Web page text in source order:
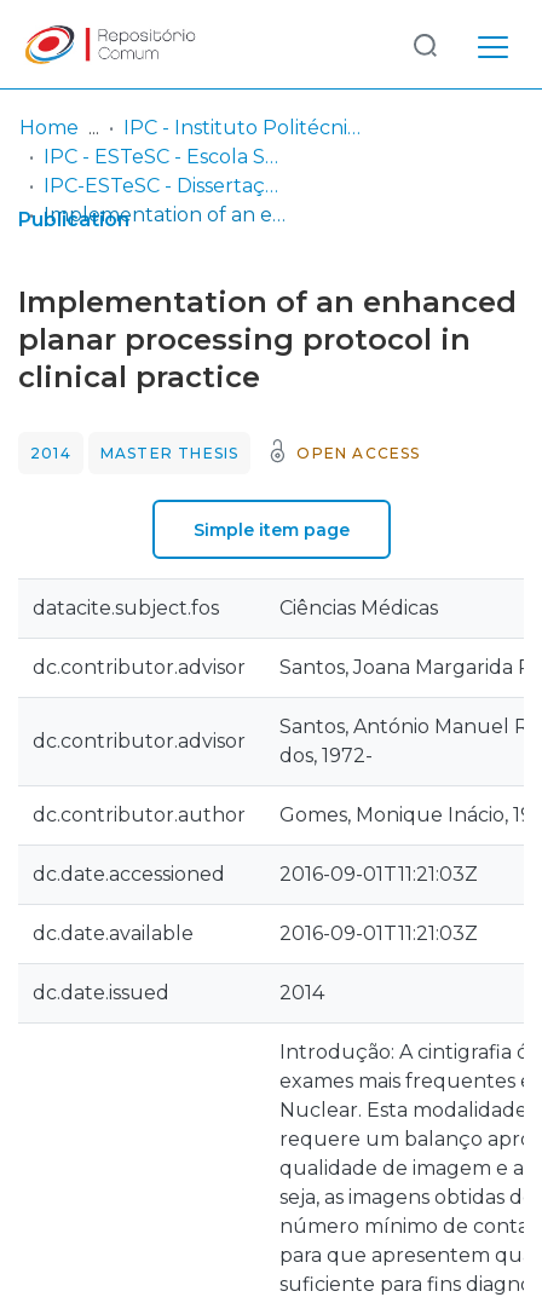
Communities
& Collections
Entities
Statistics
Log
In
(current)
Home
IPC - Instituto Politécnico de Coimbra
IPC - ESTeSC - Escola Superior de Tecnologia da Saúde de Coimbra
IPC-ESTeSC - Dissertações de mestrado
Implementation of an enhanced planar processing protocol in clinical practice
Publication
Implementation of an enhanced
planar processing protocol in
clinical practice
2014 MASTER THESIS OPEN ACCESS
Simple item page
datacite.subject.fos Ciências Médicas
dc.contributor.advisor Santos, Joana Margarida
dc.contributor.advisor
Santos, António Manuel
dos, 1972-
dc.contributor.author Gomes, Monique Inácio,
dc.date.accessioned 2016-09-01T11:21:03Z
dc.date.available 2016-09-01T11:21:03Z
dc.date.issued 2014
Introdução: A cintigrafia
exames mais frequentes
Nuclear. Esta modalidade
requere um balanço
qualidade de imagem e a
seja, as imagens obtidas
número mínimo de
para que apresentem
suficiente para fins